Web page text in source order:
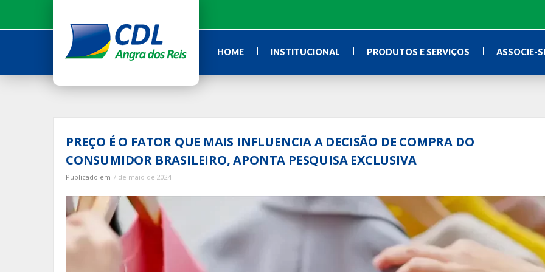
o
HOME INSTITUCIONAL PRODUTOS E SERVIÇOS ASSOCIE-
PREÇO É O FATOR QUE MAIS INFLUENCIA A DECISÃO DE COMPRA DO
CONSUMIDOR BRASILEIRO, APONTA PESQUISA EXCLUSIVA
Publicado em 7 de maio de 2024